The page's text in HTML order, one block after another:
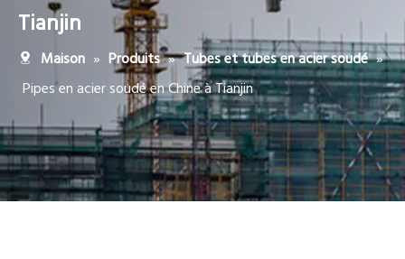
Tianjin
Maison » Produits » Tubes et tubes en acier soudé »
Pipes en acier soudé en Chine à Tianjin